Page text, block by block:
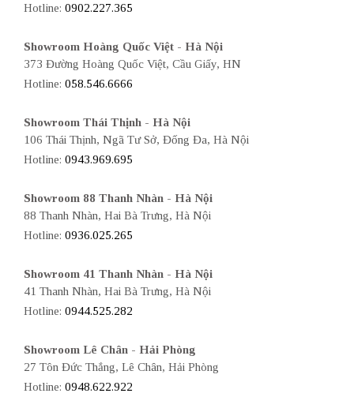
Hotline: 0902.227.365
Showroom Hoàng Quốc Việt - Hà Nội
373 Đường Hoàng Quốc Việt, Cầu Giấy, HN
Hotline: 058.546.6666
Showroom Thái Thịnh - Hà Nội
106 Thái Thịnh, Ngã Tư Sở, Đống Đa, Hà Nội
Hotline: 0943.969.695
Showroom 88 Thanh Nhàn - Hà Nội
88 Thanh Nhàn, Hai Bà Trưng, Hà Nội
Hotline: 0936.025.265
Showroom 41 Thanh Nhàn - Hà Nội
41 Thanh Nhàn, Hai Bà Trưng, Hà Nội
Hotline: 0944.525.282
Showroom Lê Chân - Hải Phòng
27 Tôn Đức Thắng, Lê Chân, Hải Phòng
Hotline: 0948.622.922